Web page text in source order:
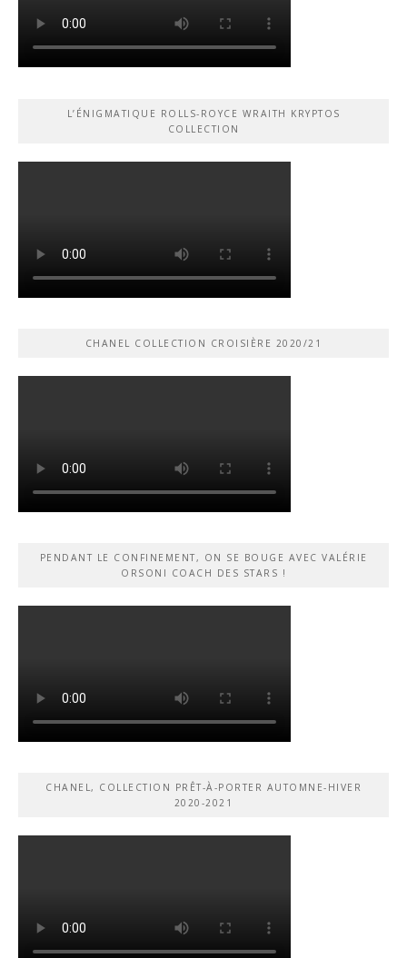
L’ÉNIGMATIQUE ROLLS-ROYCE WRAITH KRYPTOS
COLLECTION
CHANEL COLLECTION CROISIÈRE 2020/21
PENDANT LE CONFINEMENT, ON SE BOUGE AVEC VALÉRIE
ORSONI COACH DES STARS !
CHANEL, COLLECTION PRÊT-À-PORTER AUTOMNE-HIVER
2020-2021